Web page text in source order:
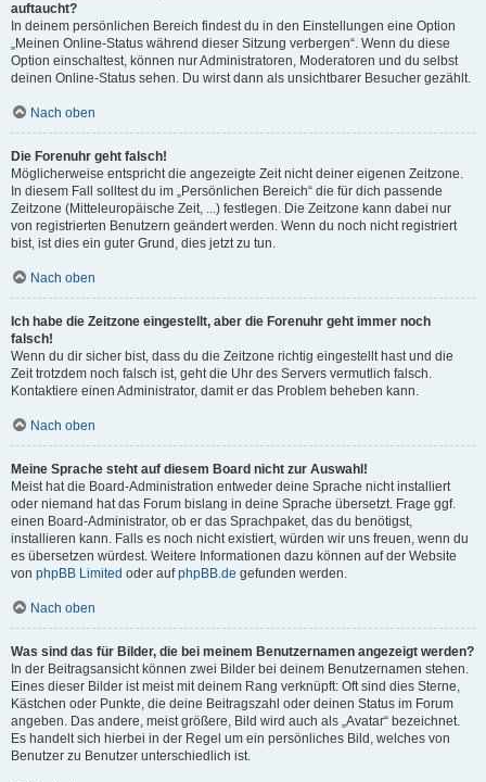
auftaucht?
In deinem persönlichen Bereich findest du in den Einstellungen eine Option
„Meinen Online-Status während dieser Sitzung verbergen“. Wenn du diese
Option einschaltest, können nur Administratoren, Moderatoren und du selbst
deinen Online-Status sehen. Du wirst dann als unsichtbarer Besucher gezählt.
Nach oben
Die Forenuhr geht falsch!
Möglicherweise entspricht die angezeigte Zeit nicht deiner eigenen Zeitzone.
In diesem Fall solltest du im „Persönlichen Bereich“ die für dich passende
Zeitzone (Mitteleuropäische Zeit, ...) festlegen. Die Zeitzone kann dabei nur
von registrierten Benutzern geändert werden. Wenn du noch nicht registriert
bist, ist dies ein guter Grund, dies jetzt zu tun.
Nach oben
Ich habe die Zeitzone eingestellt, aber die Forenuhr geht immer noch
falsch!
Wenn du dir sicher bist, dass du die Zeitzone richtig eingestellt hast und die
Zeit trotzdem noch falsch ist, geht die Uhr des Servers vermutlich falsch.
Kontaktiere einen Administrator, damit er das Problem beheben kann.
Nach oben
Meine Sprache steht auf diesem Board nicht zur Auswahl!
Meist hat die Board-Administration entweder deine Sprache nicht installiert
oder niemand hat das Forum bislang in deine Sprache übersetzt. Frage ggf.
einen Board-Administrator, ob er das Sprachpaket, das du benötigst,
installieren kann. Falls es noch nicht existiert, würden wir uns freuen, wenn du
es übersetzen würdest. Weitere Informationen dazu können auf der Website
von phpBB Limited oder aufphpBB.de gefunden werden.
Nach oben
Was sind das für Bilder, die bei meinem Benutzernamen angezeigt werden?
In der Beitragsansicht können zwei Bilder bei deinem Benutzernamen stehen.
Eines dieser Bilder ist meist mit deinem Rang verknüpft: Oft sind dies Sterne,
Kästchen oder Punkte, die deine Beitragszahl oder deinen Status im Forum
angeben. Das andere, meist größere, Bild wird auch als „Avatar“ bezeichnet.
Es handelt sich hierbei in der Regel um ein persönliches Bild, welches von
Benutzer zu Benutzer unterschiedlich ist.